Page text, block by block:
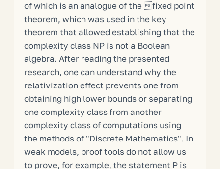
of which is an analogue of the fixed point
theorem, which was used in the key
theorem that allowed establishing that the
complexity class NP is not a Boolean
algebra. After reading the presented
research, one can understand why the
relativization effect prevents one from
obtaining high lower bounds or separating
one complexity class from another
complexity class of computations using
the methods of "Discrete Mathematics". In
weak models, proof tools do not allow us
to prove, for example, the statement P is